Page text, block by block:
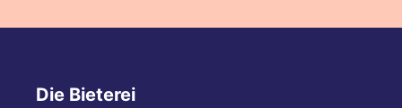
Die Bieterei